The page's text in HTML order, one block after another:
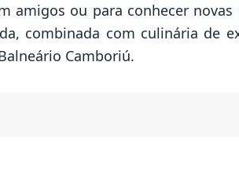
amigos ou para conhecer novas
combinada com culinária de
Camboriú.